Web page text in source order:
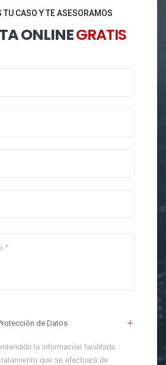
TU CASO Y TE ASESORAMOS
ONLINEGRATIS
de Datos
la información facilitada
que se efectuará de